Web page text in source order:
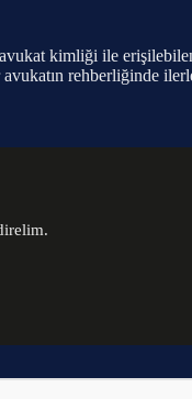
kimliği ile
rehberliğinde